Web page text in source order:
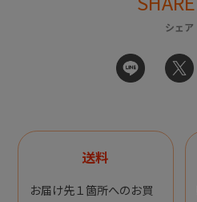
シェア
送料
お届け先１箇所へのお買